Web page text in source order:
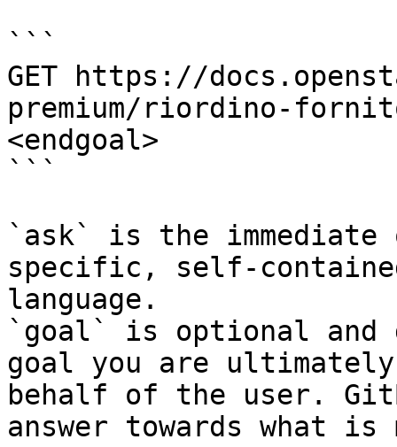
```
GET https://
premium/riordino-
<endgoal>
```
`ask` is the
specific, self-
language.
`goal` is optional and
goal you are
behalf of the user.
answer towards what